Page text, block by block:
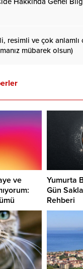
resimli ve çok anlamlı
mübarek olsun)
ve
Yumurta
Gün
Rehberi